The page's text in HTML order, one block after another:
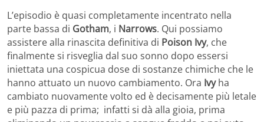
L’episodio è quasi completamente incentrato nella
parte bassa di Gotham, i Narrows. Qui possiamo
assistere alla rinascita definitiva di Poison Ivy, che
finalmente si risveglia dal suo sonno dopo essersi
iniettata una cospicua dose di sostanze chimiche che le
hanno attuato un nuovo cambiamento. Ora Ivyha
cambiato nuovamente volto ed è decisamente più letale
e più pazza di prima; infatti si dà alla gioia, prima